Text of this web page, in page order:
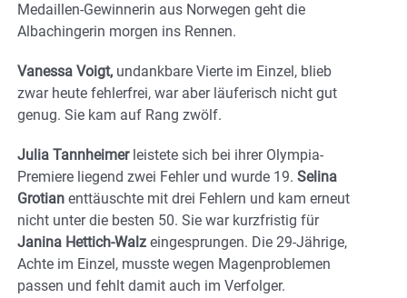
Medaillen-Gewinnerin aus Norwegen geht die
Albachingerin morgen ins Rennen.
Vanessa Voigt, undankbare Vierte im Einzel, blieb
zwar heute fehlerfrei, war aber läuferisch nicht gut
genug. Sie kam auf Rang zwölf.
Julia Tannheimerleistete sich bei ihrer Olympia-
Premiere liegend zwei Fehler und wurde 19. Selina
Grotian enttäuschte mit drei Fehlern und kam erneut
nicht unter die besten 50. Sie war kurzfristig für
Janina Hettich-Walz eingesprungen. Die 29-Jährige,
Achte im Einzel, musste wegen Magenproblemen
passen und fehlt damit auch im Verfolger.